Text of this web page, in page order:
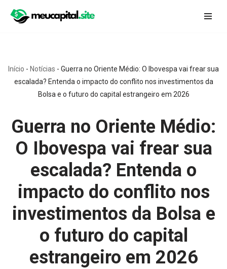
conteúdo
Início - Notícias - Guerra no Oriente Médio: O Ibovespa vai frear sua
escalada? Entenda o impacto do conflito nos investimentos da
Bolsa e o futuro do capital estrangeiro em 2026
Guerra no Oriente Médio:
O Ibovespa vai frear sua
escalada? Entenda o
impacto do conflito nos
investimentos da Bolsa e
o futuro do capital
estrangeiro em 2026